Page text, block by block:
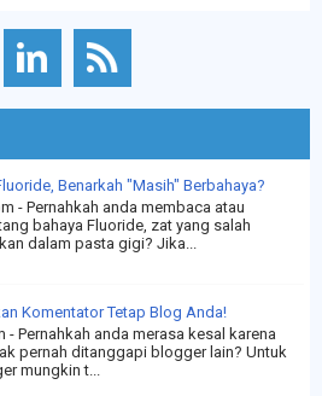
Benarkah "Masih" Berbahaya?
- Pernahkah anda membaca atau
bahaya Fluoride, zat yang salah
dalam pasta gigi? Jika...
Komentator Tetap Blog Anda!
- Pernahkah anda merasa kesal karena
pernah ditanggapi blogger lain? Untuk
mungkin t...